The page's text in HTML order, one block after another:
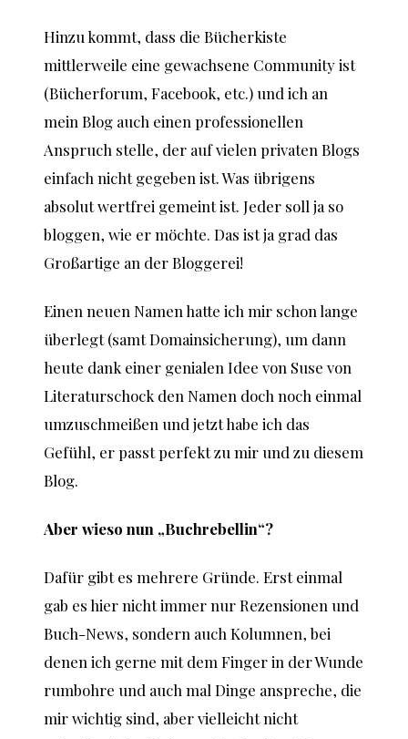
Hinzu kommt, dass die Bücherkiste
mittlerweile eine gewachsene Community ist
(Bücherforum, Facebook, etc.) und ich an
mein Blog auch einen professionellen
Anspruch stelle, der auf vielen privaten Blogs
einfach nicht gegeben ist. Was übrigens
absolut wertfrei gemeint ist. Jeder soll ja so
bloggen, wie er möchte. Das ist ja grad das
Großartige an der Bloggerei!
Einen neuen Namen hatte ich mir schon lange
überlegt (samt Domainsicherung), um dann
heute dank einer genialen Idee von Suse von
Literaturschock den Namen doch noch einmal
umzuschmeißen und jetzt habe ich das
Gefühl, er passt perfekt zu mir und zu diesem
Blog.
Aber wieso nun „Buchrebellin“?
Dafür gibt es mehrere Gründe. Erst einmal
gab es hier nicht immer nur Rezensionen und
Buch-News, sondern auch Kolumnen, bei
denen ich gerne mit dem Finger in der Wunde
rumbohre und auch mal Dinge anspreche, die
mir wichtig sind, aber vielleicht nicht